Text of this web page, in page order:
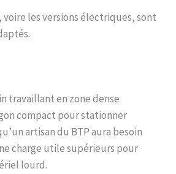
les versions électriques, sont
travaillant en zone dense
compact pour stationner
artisan du BTP aura besoin
charge utile supérieurs pour
lourd.